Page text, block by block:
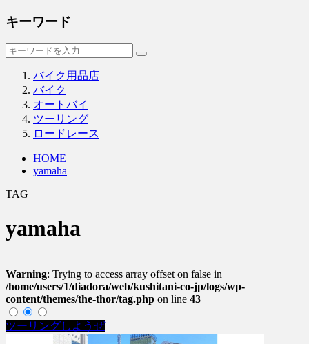
キーワード
バイク用品店
バイク
オートバイ
ツーリング
ロードレース
HOME
yamaha
TAG
yamaha
Warning: Trying to access array offset on false in
/home/users/1/diadora/web/kushitani-co-jp/logs/wp-
content/themes/the-thor/tag.php on line 43
ツーリングしようぜ